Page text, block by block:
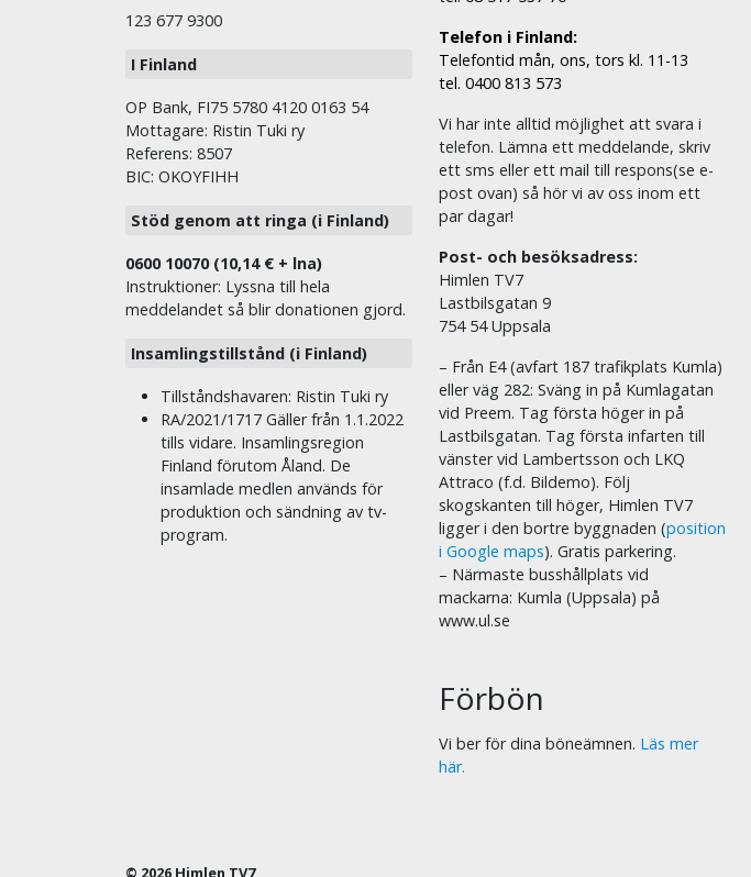
123 677 9300
I Finland
OP Bank, FI75 5780 4120 0163 54
Mottagare: Ristin Tuki ry
Referens: 8507
BIC: OKOYFIHH
Stöd genom att ringa (i Finland)
0600 10070 (10,14 € + lna)
Instruktioner: Lyssna till hela
meddelandet så blir donationen gjord.
Insamlingstillstånd (i Finland)
Tillståndshavaren: Ristin Tuki ry
RA/2021/1717 Gäller från 1.1.2022
tills vidare. Insamlingsregion
Finland förutom Åland. De
insamlade medlen används för
produktion och sändning av tv-
program.
Telefon i Finland:
Telefontid mån, ons, tors kl. 11-13
tel. 0400 813 573
Vi har inte alltid möjlighet att svara i
telefon. Lämna ett meddelande, skriv
ett sms eller ett mail till respons(se e-
post ovan) så hör vi av oss inom ett
par dagar!
Post- och besöksadress:
Himlen TV7
Lastbilsgatan 9
754 54 Uppsala
– Från E4 (avfart 187 trafikplats Kumla)
eller väg 282: Sväng in på Kumlagatan
vid Preem. Tag första höger in på
Lastbilsgatan. Tag första infarten till
vänster vid Lambertsson och LKQ
Attraco (f.d. Bildemo). Följ
skogskanten till höger, Himlen TV7
ligger i den bortre byggnaden (position
i Google maps). Gratis parkering.
– Närmaste busshållplats vid
mackarna: Kumla (Uppsala) på
www.ul.se
Förbön
Vi ber för dina böneämnen. Läs mer
här.
© 2026 Himlen TV7